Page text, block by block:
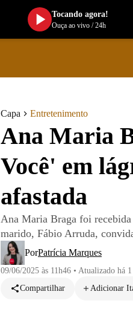
Capa Entretenimento
Ana Maria
Você' em
afastada
Ana Maria Braga foi
marido, Fábio Arruda,
PorPatrícia Marques
09/06/2025 às 11h46 • Atualizado há
Compartilhar
Adicionar
Tocando agora!
Ouça ao vivo/24h